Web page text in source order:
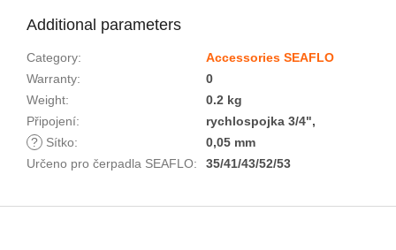
Additional parameters
Category:
Accessories SEAFLO
Warranty:
0
Weight:
0.2 kg
Připojení:
rychlospojka 3/4",
?
Sítko:
0,05 mm
Určeno pro čerpadla SEAFLO: 35/41/43/52/53